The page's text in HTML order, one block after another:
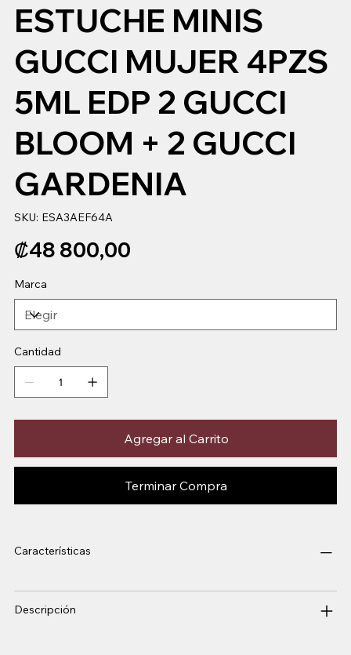
ESTUCHE MINIS
GUCCI MUJER 4PZS
5ML EDP 2 GUCCI
BLOOM + 2 GUCCI
GARDENIA
SKU: SKU
ESA3AEF64A
ESA3AEF64A
Precio
₡48 800,00
Marca
Cantidad
Agregar al Carrito
Terminar Compra
Características
Descripción